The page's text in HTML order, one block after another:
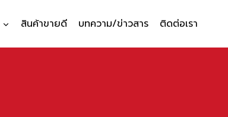
สินค้าขายดี บทความ/ข่าวสาร ติดต่อเรา